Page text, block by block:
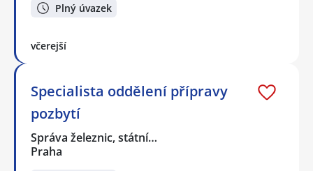
Plný úvazek
včerejší
Specialista oddělení přípravy
pozbytí
Správa železnic, státní…
Praha